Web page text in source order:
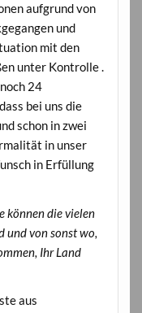
aufgrund von
und
mit den
unter Kontrolle .
24
bei uns die
schon in zwei
in unser
in Erfüllung
können die vielen
und von sonst wo,
Ihr Land
aus